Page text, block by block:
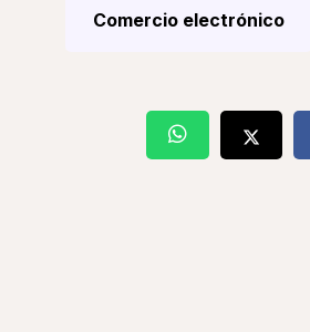
Comercio electrónico